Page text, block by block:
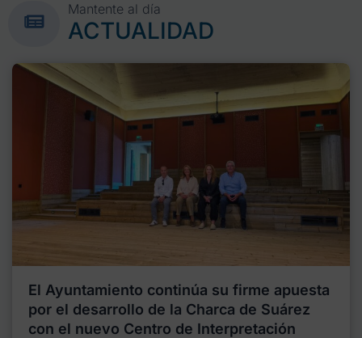
Mantente al día
ACTUALIDAD
El Ayuntamiento continúa su firme apuesta
por el desarrollo de la Charca de Suárez
con el nuevo Centro de Interpretación